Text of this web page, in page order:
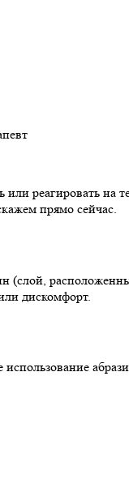
реагировать на
прямо сейчас.
(слой,
дискомфорт.